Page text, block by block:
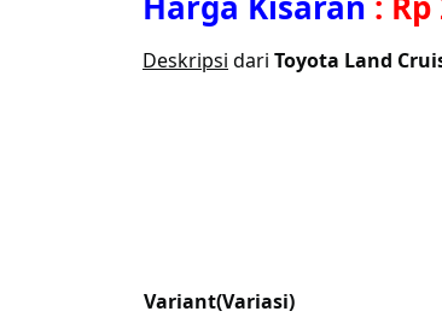
Deskripsi dari Toyota Land
Variant(Variasi)